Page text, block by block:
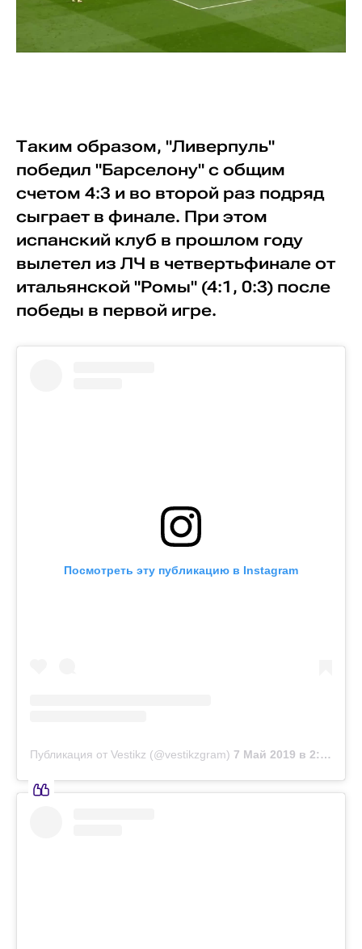
Таким образом, "Ливерпуль"
победил "Барселону" с общим
счетом 4:3 и во второй раз подряд
сыграет в финале. При этом
испанский клуб в прошлом году
вылетел из ЛЧ в четвертьфинале от
итальянской "Ромы" (4:1, 0:3) после
победы в первой игре.
Посмотреть эту публикацию в Instagram
Публикация от Vestikz (@vestikzgram) 7 Май 2019 в 2:30 PDT